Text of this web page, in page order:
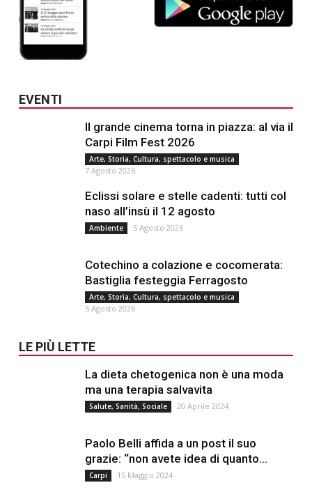
EVENTI
Il grande cinema torna in piazza: al via il
Carpi Film Fest 2026
Arte, Storia, Cultura, spettacolo e musica
7 Agosto 2026
Eclissi solare e stelle cadenti: tutti col
naso all’insù il 12 agosto
Ambiente 5 Agosto 2026
Cotechino a colazione e cocomerata:
Bastiglia festeggia Ferragosto
Arte, Storia, Cultura, spettacolo e musica
5 Agosto 2026
LE PIÙ LETTE
La dieta chetogenica non è una moda
ma una terapia salvavita
Salute, Sanità, Sociale 20 Aprile 2024
Paolo Belli affida a un post il suo
grazie: “non avete idea di quanto...
Carpi 15 Maggio 2024